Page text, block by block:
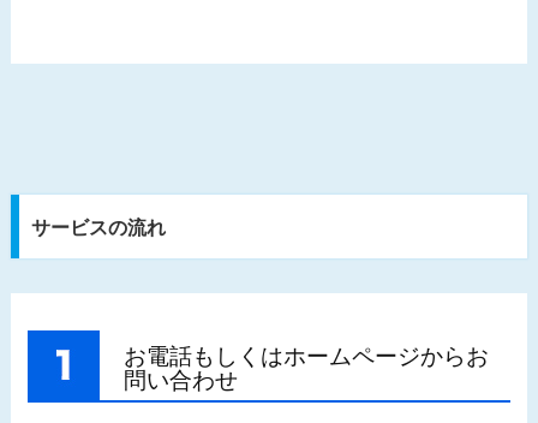
サービスの流れ
お電話もしくはホームページからお
問い合わせ